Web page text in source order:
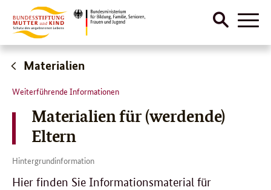
Direktlink:
Suche
Materialien
Weiterführende Informationen
Materialien für (werdende)
Eltern
Hintergrundinformation
Hier finden Sie Informationsmaterial für